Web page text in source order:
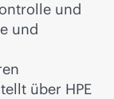
und
und
über HPE